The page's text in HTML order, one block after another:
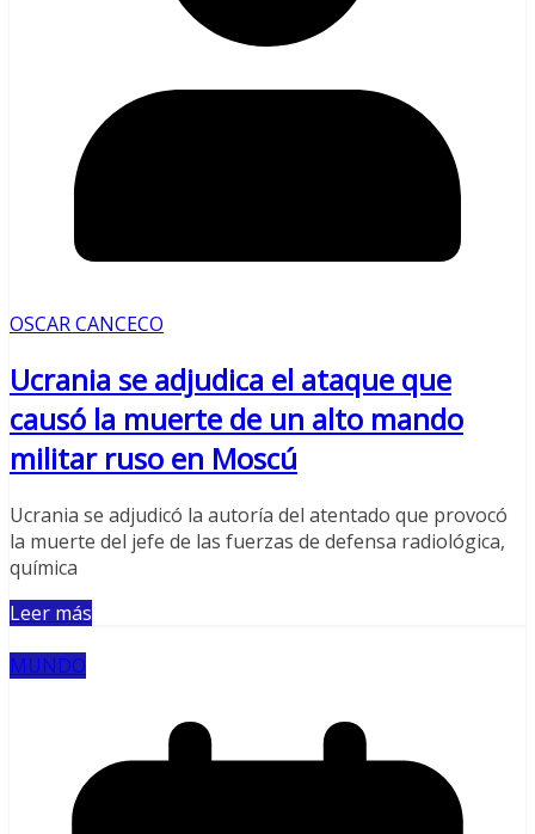
OSCAR CANCECO
Ucrania se adjudica el ataque que
causó la muerte de un alto mando
militar ruso en Moscú
Ucrania se adjudicó la autoría del atentado que provocó
la muerte del jefe de las fuerzas de defensa radiológica,
química
Leer más
MUNDO